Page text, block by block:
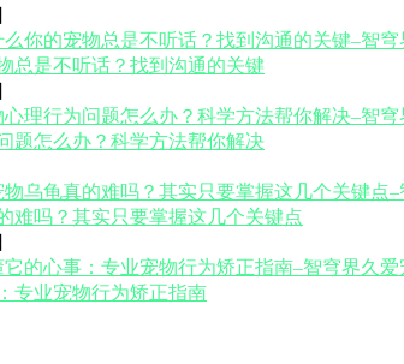
总是不听话？找到沟通的关键
题怎么办？科学方法帮你解决
难吗？其实只要掌握这几个关键点
专业宠物行为矫正指南